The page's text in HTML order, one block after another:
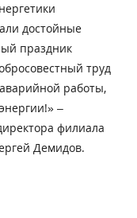
достойные
праздник
труд
работы,
–
филиала
Демидов.